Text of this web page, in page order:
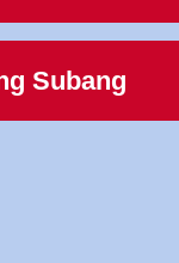
Subang